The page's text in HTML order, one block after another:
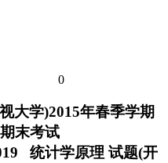
0
大学)2015年春季学期
末考试
统计学原理 试题(开